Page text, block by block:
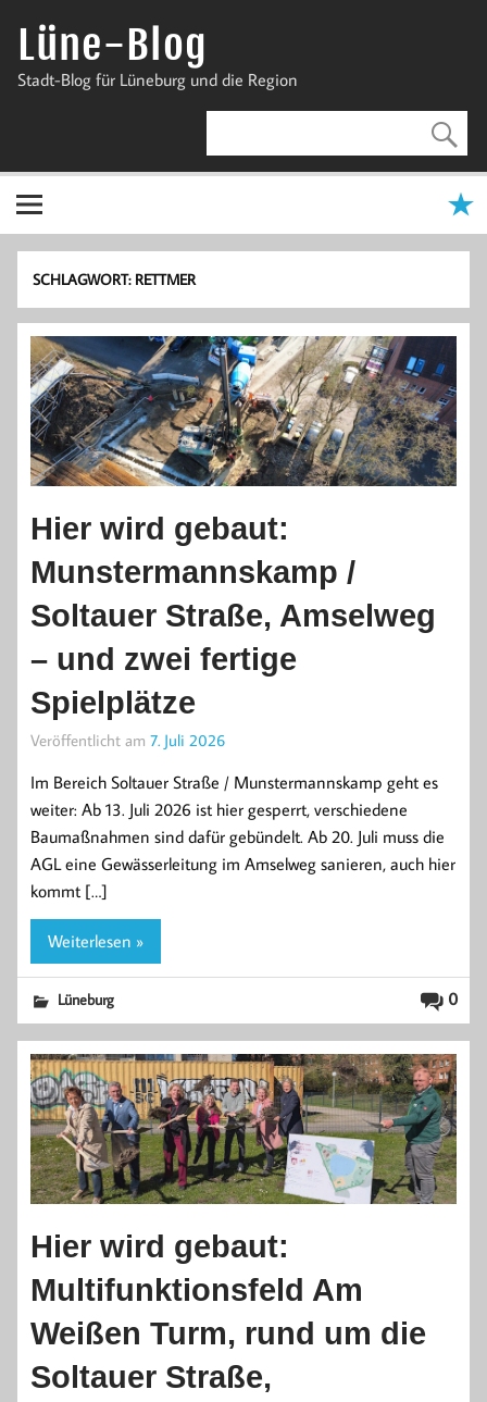
InhaltLüne-Blog
Stadt-Blog für Lüneburg und die Region
SCHLAGWORT: RETTMER
Hier wird gebaut:
Munstermannskamp /
Soltauer Straße, Amselweg
– und zwei fertige
Spielplätze
Veröffentlicht am 7. Juli 2026
Im Bereich Soltauer Straße / Munstermannskamp geht es
weiter: Ab 13. Juli 2026 ist hier gesperrt, verschiedene
Baumaßnahmen sind dafür gebündelt. Ab 20. Juli muss die
AGL eine Gewässerleitung im Amselweg sanieren, auch hier
kommt […]
Weiterlesen »
0
Lüneburg
Hier wird gebaut:
Multifunktionsfeld Am
Weißen Turm, rund um die
Soltauer Straße,